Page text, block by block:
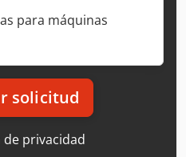
para máquinas
solicitud
privacidad